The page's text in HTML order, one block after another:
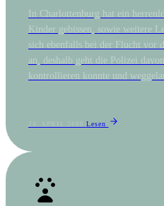
In Charlottenburg hat ein
Kinder gebissen, sowie weitere
sich ebenfalls bei der Flucht vor
an, deshalb geht die Polizei
kontrollieren konnte und
Lesen